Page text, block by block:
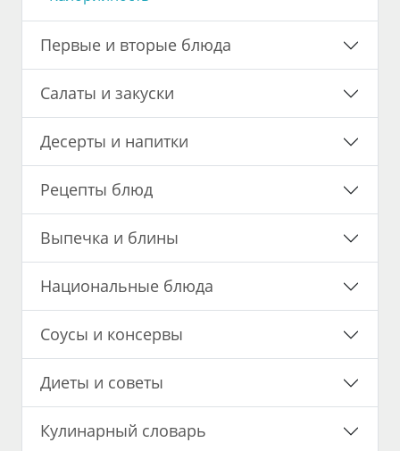
Первые и вторые блюда
Салаты и закуски
Десерты и напитки
Рецепты блюд
Выпечка и блины
Национальные блюда
Соусы и консервы
Диеты и советы
Кулинарный словарь